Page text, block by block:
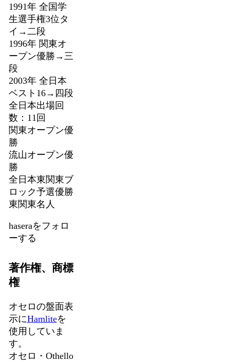
1991年 全国学
生選手権3位タ
イ→二段
1996年 関東オ
ープン優勝→三
段
2003年 全日本
ベスト16→四段
全日本出場回
数：11回
関東オープン優
勝
流山オープン優
勝
全日本東関東ブ
ロック予選優勝
東関東名人
haseraをフォロ
ーする
著作権、商標
権
オセロの盤面表
示にHamliteを
使用していま
す。
オセロ・Othello